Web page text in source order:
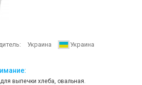
Украина Украина
выпечки хлеба, овальная.